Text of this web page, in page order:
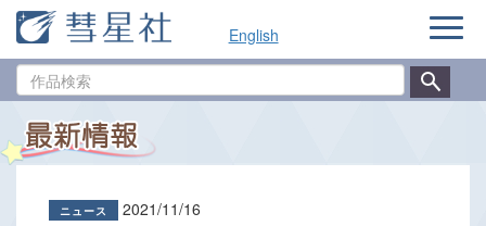
English
品
ナ
ゲ
2021/11/16